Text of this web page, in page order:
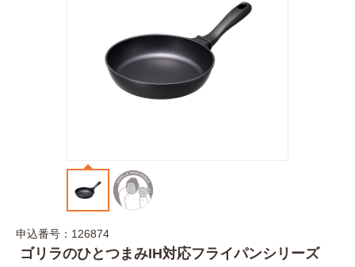
申込番号：126874
ゴリラのひとつまみIH対応フライパンシリーズ